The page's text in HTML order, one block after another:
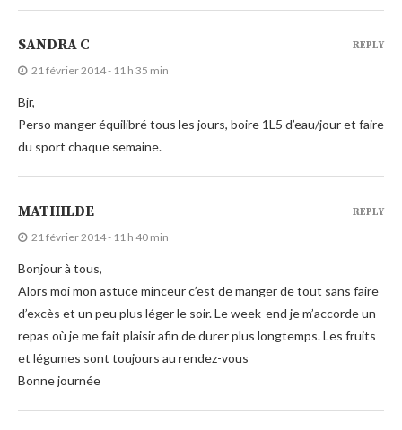
SANDRA C
21 février 2014 - 11 h 35 min
Bjr,
Perso manger équilibré tous les jours, boire 1L5 d’eau/jour et faire
du sport chaque semaine.
REPLY
MATHILDE
21 février 2014 - 11 h 40 min
Bonjour à tous,
Alors moi mon astuce minceur c’est de manger de tout sans faire
d’excès et un peu plus léger le soir. Le week-end je m’accorde un
repas où je me fait plaisir afin de durer plus longtemps. Les fruits
et légumes sont toujours au rendez-vous
Bonne journée
REPLY